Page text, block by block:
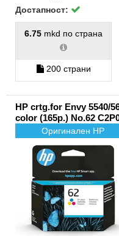
Достапност:
6.75 mkd по страна
200 страни
HP crtg.for Envy 5540/
color (165p.) No.62
Оригинален HP